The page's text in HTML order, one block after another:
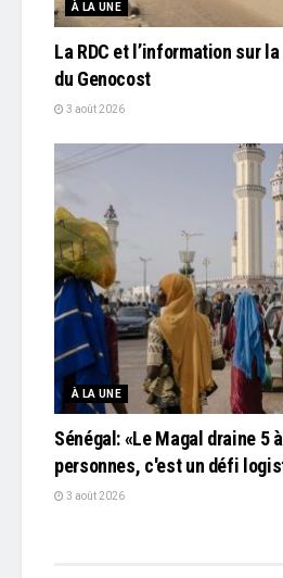
À LA UNE
La RDC et l’information sur
du Genocost
3 août 2026
À LA UNE
Sénégal: «Le Magal draine 5
personnes, c'est un défi
3 août 2026